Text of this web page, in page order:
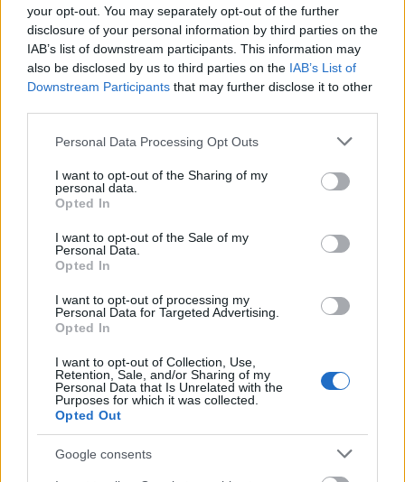
your opt-out. You may separately opt-out of the further
disclosure of your personal information by third parties on the
IAB’s list of downstream participants. This information may
also be disclosed by us to third parties on the IAB’s List of
Downstream Participants that may further disclose it to other
Please note that this website/app uses one or more Google
not limited to your visit or usage behaviour. You may click to
grant or deny consent to Google and its third-party tags to
use your data for below specified purposes in below Google
consent section.
Personal Data Processing Opt Outs
I want to opt-out of the Sharing of my
personal data.
Opted In
I want to opt-out of the Sale of my
Personal Data.
Opted In
I want to opt-out of processing my
Personal Data for Targeted Advertising.
Opted In
I want to opt-out of Collection, Use,
Retention, Sale, and/or Sharing of my
Personal Data that Is Unrelated with the
Purposes for which it was collected.
Opted Out
Google consents
Η βαθμολογία σας*
Η αξιολόγησή σας*
*
Αποθήκευσε το όνομά μου, email, και τον ιστότοπο μου σε
Σχετικά προϊόντα
Βρίσκοντας τους ρυθμούς μας!